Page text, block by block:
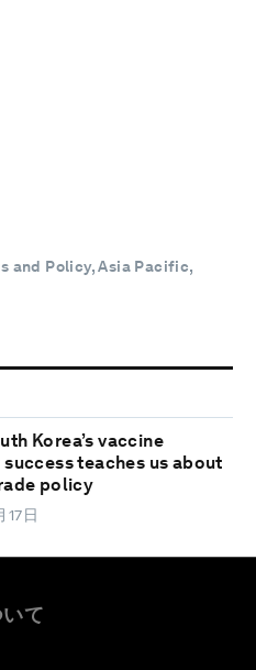
and Policy, Asia Pacific,
Korea’s vaccine
teaches us about
policy
17日
て